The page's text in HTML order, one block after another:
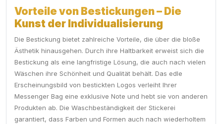
Vorteile von Bestickungen – Die
Kunst der Individualisierung
Die Bestickung bietet zahlreiche Vorteile, die über die bloße
Ästhetik hinausgehen. Durch ihre Haltbarkeit erweist sich die
Bestickung als eine langfristige Lösung, die auch nach vielen
Wäschen ihre Schönheit und Qualität behält. Das edle
Erscheinungsbild von bestickten Logos verleiht Ihrer
Messenger Bag eine exklusive Note und hebt sie von anderen
Produkten ab. Die Waschbeständigkeit der Stickerei
garantiert, dass Farben und Formen auch nach wiederholtem